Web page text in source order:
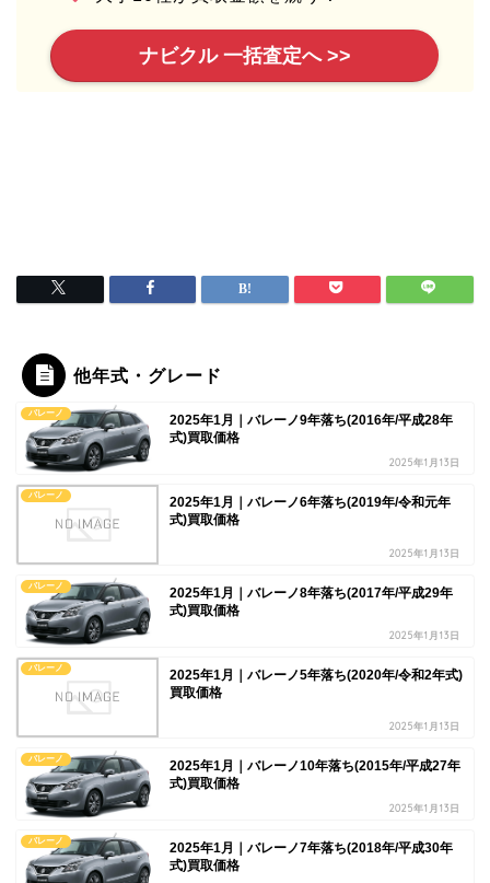
ナビクル 一括査定へ >>
他年式・グレード
バレーノ
2025年1月｜バレーノ9年落ち(2016年/平成28年
式)買取価格
2025年1月13日
バレーノ
2025年1月｜バレーノ6年落ち(2019年/令和元年
式)買取価格
2025年1月13日
バレーノ
2025年1月｜バレーノ8年落ち(2017年/平成29年
式)買取価格
2025年1月13日
バレーノ
2025年1月｜バレーノ5年落ち(2020年/令和2年式)
買取価格
2025年1月13日
バレーノ
2025年1月｜バレーノ10年落ち(2015年/平成27年
式)買取価格
2025年1月13日
バレーノ
2025年1月｜バレーノ7年落ち(2018年/平成30年
式)買取価格